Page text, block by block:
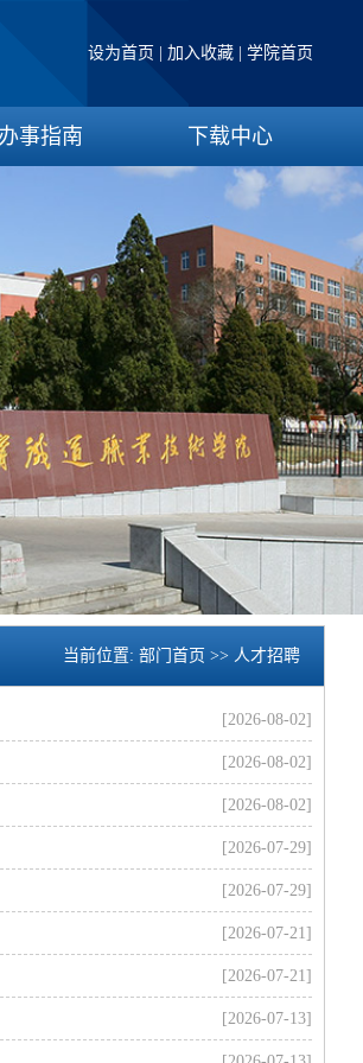
设为首页 加入收藏 学院首页
办事指南 下载中心
当前位置: 部门首页 >> 人才招聘
[2026-08-02]
[2026-08-02]
[2026-08-02]
[2026-07-29]
[2026-07-29]
[2026-07-21]
[2026-07-21]
[2026-07-13]